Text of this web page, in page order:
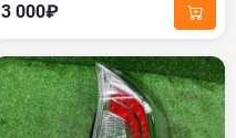
3 000₽